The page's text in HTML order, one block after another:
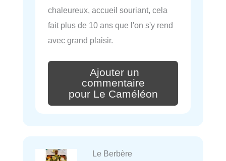
chaleureux, accueil souriant, cela
fait plus de 10 ans que l'on s'y rend
avec grand plaisir.
Ajouter un
commentaire
pour Le Caméléon
Le Berbère